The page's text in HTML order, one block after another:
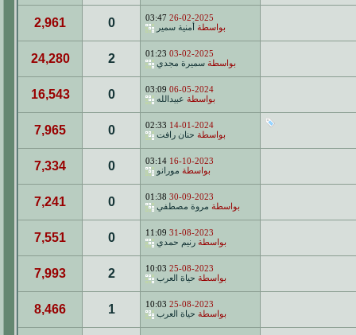
26-02-2025
03:47
بواسطة
أمنية سمير 0
2,961
03-02-2025
01:23
بواسطة سميرة مجدي 2
24,280
06-05-2024
03:09
بواسطة عبيدالله 0
16,543
14-01-2024
02:33
بواسطة حنان رافت 0
7,965
16-10-2023
03:14
بواسطة مورانو 0
7,334
30-09-2023
01:38
بواسطة مروة مصطفي 0
7,241
31-08-2023
11:09
بواسطة رنيم حمدي 0
7,551
25-08-2023
10:03
بواسطة حياة العرب 2
7,993
25-08-2023
10:03
بواسطة حياة العرب 1
8,466